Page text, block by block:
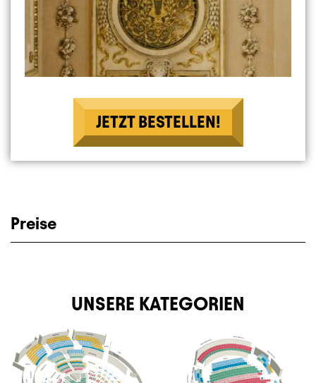
JETZT BESTELLEN!
Preise
UNSERE KATEGORIEN